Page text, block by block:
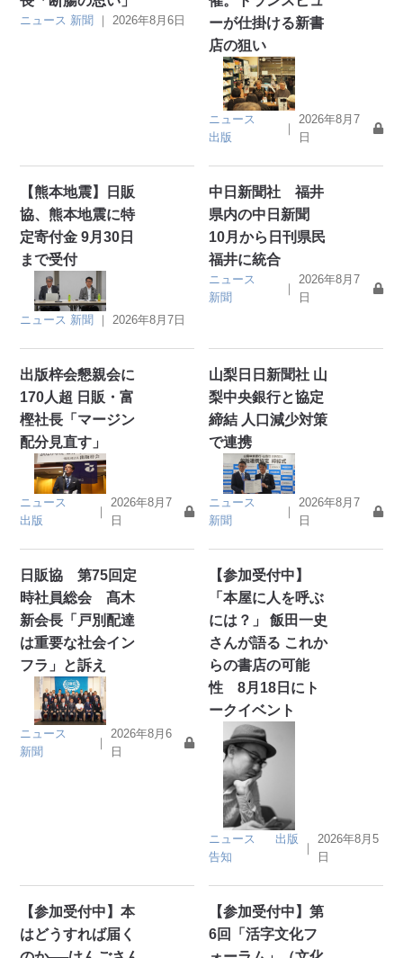
ニュース 新聞 ｜2026年8月6日
ーが仕掛ける新書
店の狙い
ニュース
出版
｜
2026年8月7
日
【熊本地震】日販
協、熊本地震に特
定寄付金 9月30日
まで受付
ニュース 新聞 ｜2026年8月7日
中日新聞社 福井
県内の中日新聞
10月から日刊県民
福井に統合
ニュース
新聞
｜
2026年8月7
日
出版梓会懇親会に
170人超 日販・富
樫社長「マージン
配分見直す」
ニュース
出版
｜
2026年8月7
日
山梨日日新聞社 山
梨中央銀行と協定
締結 人口減少対策
で連携
ニュース
新聞
｜
2026年8月7
日
日販協 第75回定
時社員総会 髙木
新会長「戸別配達
は重要な社会イン
フラ」と訴え
ニュース
新聞
｜
2026年8月6
日
【参加受付中】
「本屋に人を呼ぶ
には？」 飯田一史
さんが語る これか
らの書店の可能
性 8月18日にト
ークイベント
ニュース
出版
告知
｜
2026年8月5
日
【参加受付中】本
はどうすれば届く
【参加受付中】第
6回「活字文化フ